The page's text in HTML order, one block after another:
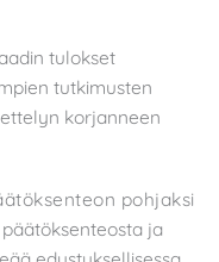
tulokset
tutkimusten
korjanneen
pohjaksi
ja